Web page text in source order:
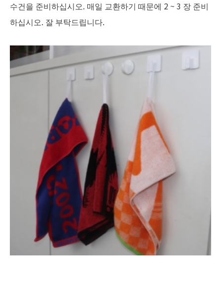
수건을 준비하십시오. 매일 교환하기 때문에 2 ~ 3 장 준비
하십시오. 잘 부탁드립니다.